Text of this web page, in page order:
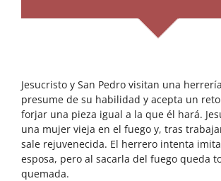
Jesucristo y San Pedro visitan una
presume de su habilidad y acepta un reto
forjar una pieza igual a la que él hará.
una mujer vieja en el fuego y, tras
sale rejuvenecida. El herrero intenta
esposa, pero al sacarla del fuego queda
quemada.